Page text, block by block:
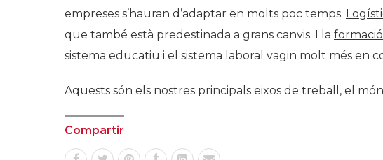
empreses s’hauran d’adaptar en molts poc temps.
que també està predestinada a grans canvis. I la
sistema educatiu i el sistema laboral vagin molt més en
Aquests són els nostres principals eixos de treball, el
Compartir